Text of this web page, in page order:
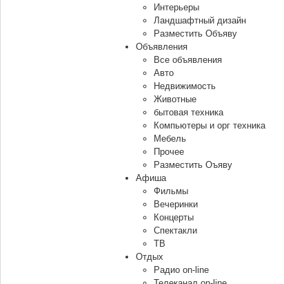
Интерьеры
Ландшафтный дизайн
Разместить Объяву
Объявления
Все объявления
Авто
Недвижимость
Животные
бытовая техника
Компьютеры и орг техника
Мебель
Прочее
Разместить Оъяву
Афиша
Фильмы
Вечеринки
Концерты
Спектакли
ТВ
Отдых
Радио on-line